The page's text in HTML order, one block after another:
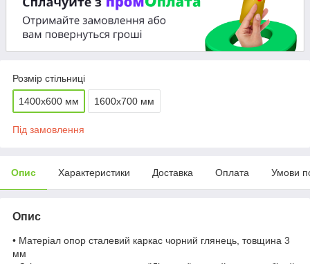
Розмір стільниці
1400х600 мм 1600х700 мм
Під замовлення
Опис Характеристики Доставка Оплата Умови
Опис
• Матеріал опор сталевий каркас чорний глянець, товщина 3
мм